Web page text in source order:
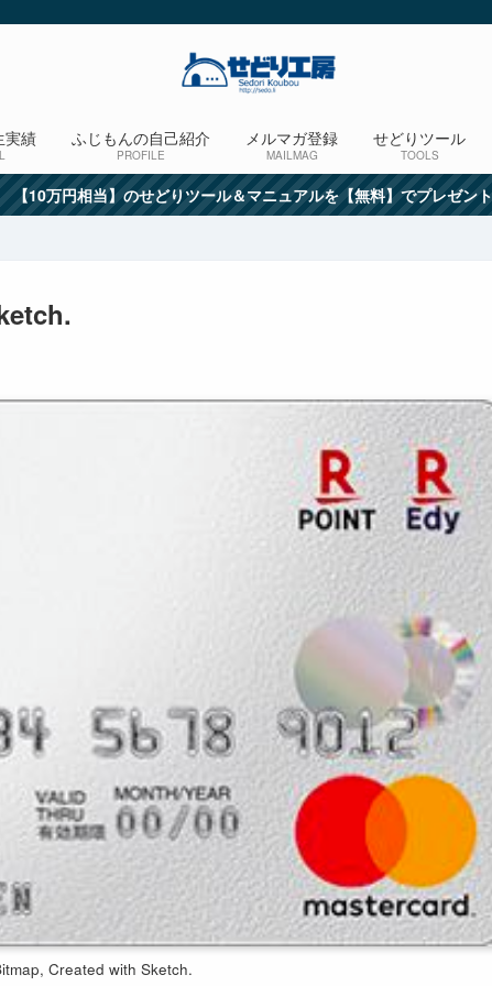
実績 ふじもんの自己紹介
PROFILE
メルマガ登録
MAILMAG
せどりツール
TOOLS
【10万円相当】のせどりツール＆マニュアルを【無料】でプレゼン
Created with Sketch.